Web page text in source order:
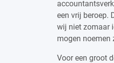
een vrij beroep.
wij niet zomaar
mogen noemen
Voor een groot